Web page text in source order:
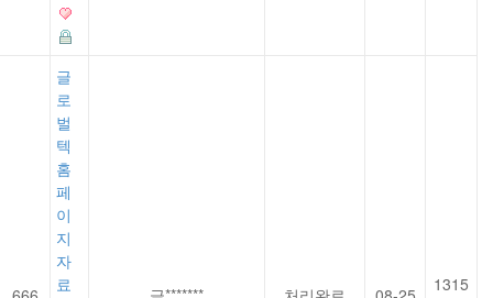
글
로
벌
텍
홈
페
이
지
자
료
1315